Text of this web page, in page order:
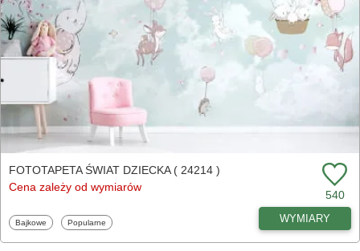
FOTOTAPETA ŚWIAT DZIECKA ( 24214 )
Cena zależy od wymiarów
540
Fototapety
Bajkowe Fototapety
Popularne WYMIARY